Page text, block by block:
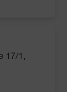
17/1,